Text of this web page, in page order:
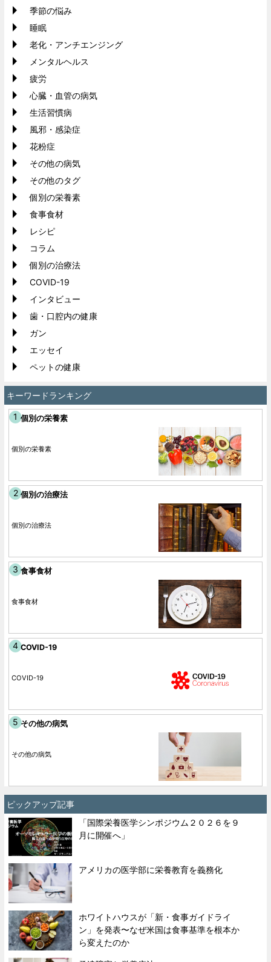
季節の悩み
睡眠
老化・アンチエンジング
メンタルヘルス
疲労
心臓・血管の病気
生活習慣病
風邪・感染症
花粉症
その他の病気
その他のタグ
個別の栄養素
食事食材
レシピ
コラム
個別の治療法
COVID-19
インタビュー
歯・口腔内の健康
ガン
エッセイ
ペットの健康
キーワードランキング
個別の栄養素
個別の栄養素
個別の治療法
個別の治療法
食事食材
食事食材
COVID-19
COVID-19
その他の病気
その他の病気
ピックアップ記事
「国際栄養医学シンポジウム２０２６を９
月に開催へ」
アメリカの医学部に栄養教育を義務化
ホワイトハウスが「新・食事ガイドライ
ン」を発表〜なぜ米国は食事基準を根本か
ら変えたのか